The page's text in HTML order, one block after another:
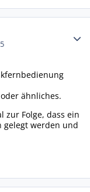
ähnliches.
zur Folge, dass ein
gelegt werden und